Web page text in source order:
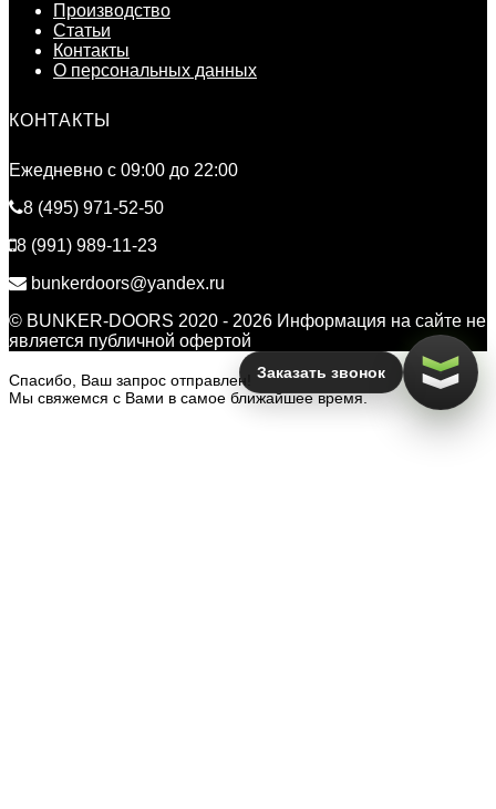
Заказать звонок
Производство
Статьи
Контакты
О персональных данных
КОНТАКТЫ
Ежедневно c 09:00 до 22:00
8 (495) 971-52-50
8 (991) 989-11-23
bunkerdoors@yandex.ru
© BUNKER-DOORS 2020 - 2026 Информация на сайте не
является публичной офертой
Спасибо, Ваш запрос отправлен!
Мы свяжемся с Вами в самое ближайшее время.